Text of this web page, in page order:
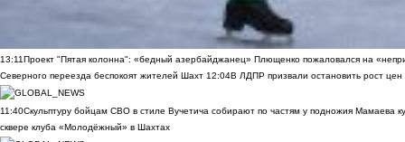
13:11Проект "Пятая колонна": «бедный азербайджанец» Плющенко пожаловался на
Северного переезда беспокоят жителей Шахт 12:04В ЛДПР призвали остановить рост цен
11:40Скульптуру бойцам СВО в стиле Вучетича собирают по частям у подножия Мамаева
сквере клуба «Молодёжный» в Шахтах